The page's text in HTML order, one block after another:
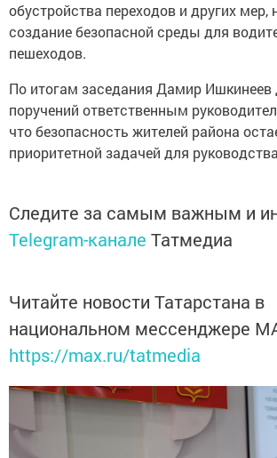
обустройства переходов и других мер,
создание безопасной среды для
пешеходов.
По итогам заседания Дамир Ишкинеев
поручений ответственным
что безопасность жителей района
приоритетной задачей для
Следите за самым важным и
Telegram-канале Татмедиа
Читайте новости Татарстана в
национальном мессенджере
https://max.ru/tatmedia